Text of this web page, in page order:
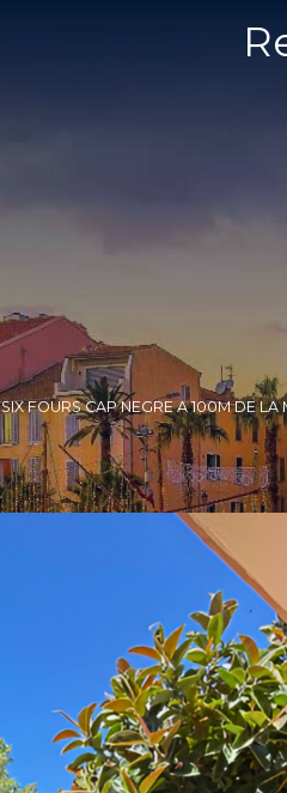
SIX FOURS CAP NEGRE A 100M DE